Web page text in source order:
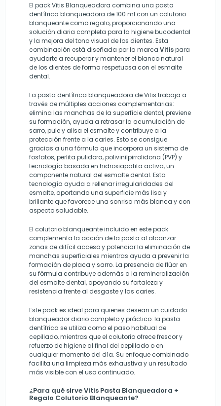
El pack Vitis Blanqueadora combina una pasta
dentífrica blanqueadora de 100 ml con un colutorio
blanqueante como regalo, proporcionando una
solución diaria completa para la higiene bucodental
y la mejora del tono visual de los dientes. Esta
combinación está diseñada por la marca Vitispara
ayudarte a recuperar y mantener el blanco natural
de los dientes de forma respetuosa con el esmalte
dental.
La pasta dentífrica blanqueadora de Vitis trabaja a
través de múltiples acciones complementarias:
elimina las manchas de la superficie dental, previene
su formación, ayuda a retrasar la acumulación de
sarro, pule y alisa el esmalte y contribuye a la
protección frente a la caries. Esto se consigue
gracias a una fórmula que incorpora un sistema de
fosfatos, perlita pulidora, polivinilpirrolidona (PVP) y
tecnología basada en hidroxiapatita activa, un
componente natural del esmalte dental. Esta
tecnología ayuda a rellenar irregularidades del
esmalte, aportando una superficie más lisa y
brillante que favorece una sonrisa más blanca y con
aspecto saludable.
El colutorio blanqueante incluido en este pack
complementa la acción de la pasta al alcanzar
zonas de difícil acceso y potenciar la eliminación de
manchas superficiales mientras ayuda a prevenir la
formación de placa y sarro. La presencia de flúor en
su fórmula contribuye además a la remineralización
del esmalte dental, apoyando su fortaleza y
resistencia frente al desgaste y las caries.
Este pack es ideal para quienes desean un cuidado
blanqueador diario completo y práctico: la pasta
dentífrica se utiliza como el paso habitual de
cepillado, mientras que el colutorio ofrece frescor y
refuerzo de higiene al final del cepillado o en
cualquier momento del día. Su enfoque combinado
facilita una limpieza más exhaustiva y un resultado
más visible con el uso continuado.
¿Para qué sirve Vitis Pasta Blanqueadora +
Regalo Colutorio Blanqueante?